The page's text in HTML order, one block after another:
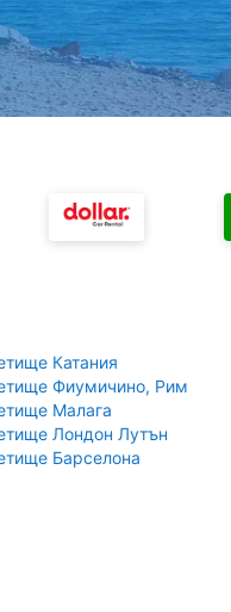
Катания
Фиумичино, Рим
Малага
Лондон Лутън
Барселона